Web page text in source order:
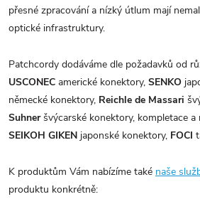
přesné zpracování a nízký útlum mají
optické infrastruktury.
Patchcordy dodáváme dle požadavků od
USCONEC americké konektory, SENKO
německé konektory, Reichle de Massari
Suhneršvýcarské konektory, kompletace a
SEIKOH GIKEN japonské konektory, FOCI
K produktům Vám nabízíme také naše
produktu konkrétně: